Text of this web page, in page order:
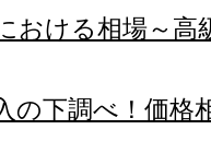
おける相場～高
の下調べ！価